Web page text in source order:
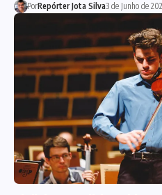
PorRepórter Jota Silva3 de Junho de